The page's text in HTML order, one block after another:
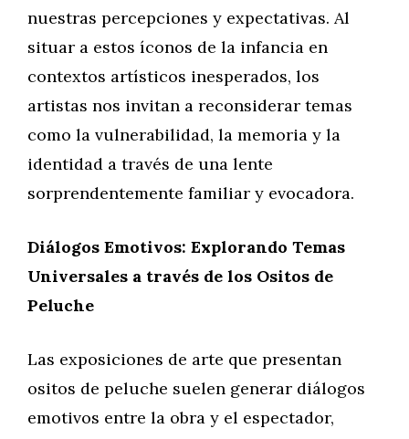
nuestras percepciones y expectativas. Al
situar a estos íconos de la infancia en
contextos artísticos inesperados, los
artistas nos invitan a reconsiderar temas
como la vulnerabilidad, la memoria y la
identidad a través de una lente
sorprendentemente familiar y evocadora.
Diálogos Emotivos: Explorando Temas
Universales a través de los Ositos de
Peluche
Las exposiciones de arte que presentan
ositos de peluche suelen generar diálogos
emotivos entre la obra y el espectador,